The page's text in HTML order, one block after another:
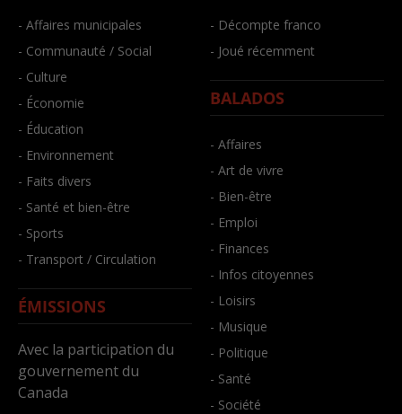
- Affaires municipales
- Communauté / Social
- Culture
- Économie
- Éducation
- Environnement
- Faits divers
- Santé et bien-être
- Sports
- Transport / Circulation
ÉMISSIONS
Avec la participation du
gouvernement du
Canada
- Décompte franco
- Joué récemment
BALADOS
- Affaires
- Art de vivre
- Bien-être
- Emploi
- Finances
- Infos citoyennes
- Loisirs
- Musique
- Politique
- Santé
- Société